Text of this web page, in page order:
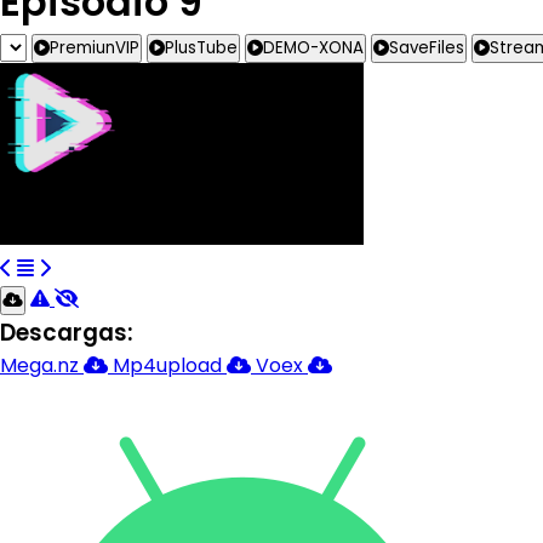
PremiunVIP PlusTube DEMO-XONA SaveFiles
Descargas:
Mega.nz Mp4upload Voex